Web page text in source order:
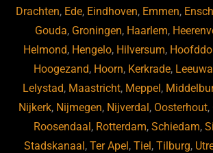
Drachten, Ede, Eindhoven, Emmen,
Gouda, Groningen, Haarlem,
Helmond, Hengelo, Hilversum,
Hoogezand, Hoorn, Kerkrade,
Lelystad, Maastricht, Meppel ,
Nijkerk, Nijmegen, Nijverdal , Oosterhout,
Roosendaal , Rotterdam, Schiedam,
Stadskanaal ,Ter Apel ,Tiel ,Tilburg,